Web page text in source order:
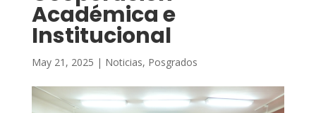
Académica e
Institucional
May 21, 2025 | Noticias, Posgrados